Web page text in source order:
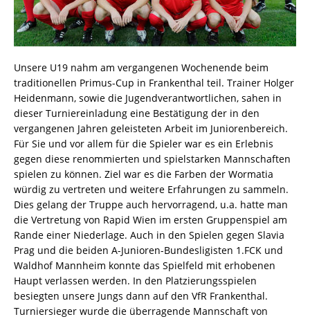
Unsere U19 nahm am vergangenen Wochenende beim
traditionellen Primus-Cup in Frankenthal teil. Trainer Holger
Heidenmann, sowie die Jugendverantwortlichen, sahen in
dieser Turniereinladung eine Bestätigung der in den
vergangenen Jahren geleisteten Arbeit im Juniorenbereich.
Für Sie und vor allem für die Spieler war es ein Erlebnis
gegen diese renommierten und spielstarken Mannschaften
spielen zu können. Ziel war es die Farben der Wormatia
würdig zu vertreten und weitere Erfahrungen zu sammeln.
Dies gelang der Truppe auch hervorragend, u.a. hatte man
die Vertretung von Rapid Wien im ersten Gruppenspiel am
Rande einer Niederlage. Auch in den Spielen gegen Slavia
Prag und die beiden A-Junioren-Bundesligisten 1.FCK und
Waldhof Mannheim konnte das Spielfeld mit erhobenen
Haupt verlassen werden. In den Platzierungsspielen
besiegten unsere Jungs dann auf den VfR Frankenthal.
Turniersieger wurde die überragende Mannschaft von